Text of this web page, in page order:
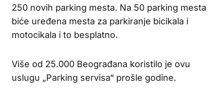
250 novih parking mesta. Na 50 parking mesta
biće uređena mesta za parkiranje bicikala i
motocikala i to besplatno.
Više od 25.000 Beograđana koristilo je ovu
uslugu „Parking servisa“ prošle godine.